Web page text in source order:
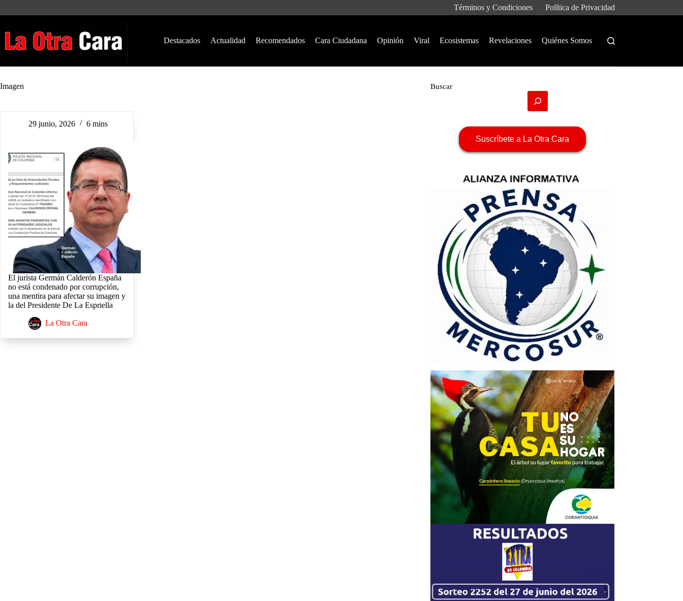
Términos y Condiciones Política de Privacidad
Destacados Actualidad Recomendados Cara Ciudadana Opinión Viral Ecosistemas Revelaciones Quiénes Somos
Imagen
29 junio, 2026 6 mins
El jurista Germán Calderón España
no está condenado por corrupción,
una mentira para afectar su imagen y
la del Presidente De La Espriella
La Otra Cara
Buscar
Suscríbete a La Otra Cara